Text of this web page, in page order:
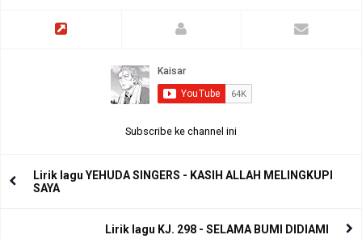
Subscribe ke channel ini
Lirik lagu YEHUDA SINGERS - KASIH ALLAH MELINGKUPI
SAYA
Lirik lagu KJ. 298 - SELAMA BUMI DIDIAMI